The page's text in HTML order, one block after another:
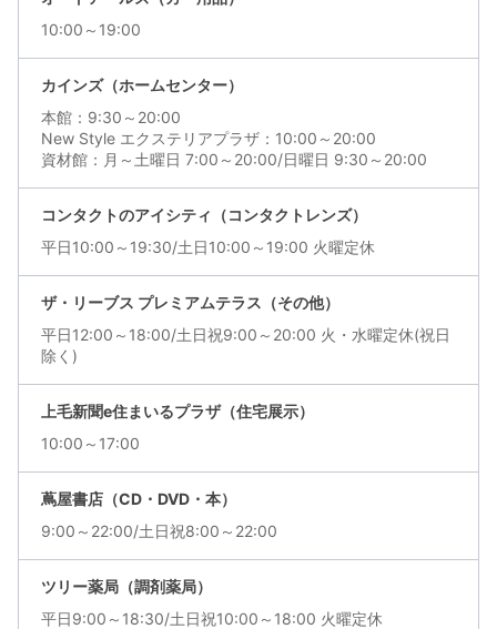
10:00～19:00
カインズ（ホームセンター）
本館：9:30～20:00
New Style エクステリアプラザ：10:00～20:00
資材館：月～土曜日 7:00～20:00/日曜日 9:30～20:00
コンタクトのアイシティ（コンタクトレンズ）
平日10:00～19:30/土日10:00～19:00 火曜定休
ザ・リーブス プレミアムテラス（その他）
平日12:00～18:00/土日祝9:00～20:00 火・水曜定休(祝日
除く)
上毛新聞e住まいるプラザ（住宅展示）
10:00～17:00
蔦屋書店（CD・DVD・本）
9:00～22:00/土日祝8:00～22:00
ツリー薬局（調剤薬局）
平日9:00～18:30/土日祝10:00～18:00 火曜定休